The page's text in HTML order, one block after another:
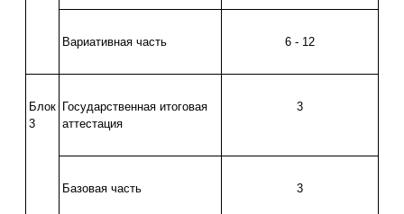
Вариативная часть 6 - 12
Блок
3
Государственная итоговая
аттестация
3
Базовая часть 3